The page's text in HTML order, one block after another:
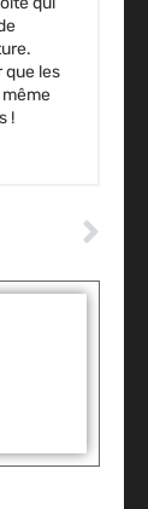
que les
!